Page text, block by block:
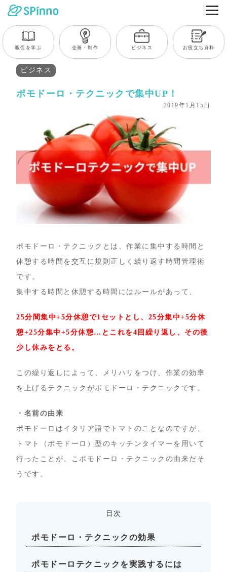
販促を学ぶ 企画・制作 ビジネス お役立ち資料
ビジネス
ポモドーロ・テクニックで集中UP！
2019年1月15日
ポモドーロ・テクニックとは、作業に集中する時間と
休憩する時間を交互に規則正しく繰り返す時間管理術
です。
集中する時間と休憩する時間にはルールがあって、
25分間集中+5分休憩で1セットとし、25分集中+5分休
憩+25分集中+5分休憩…とこれを4回繰り返し、その後
少し休みをとる。
この繰り返しによって、メリハリをつけ、作業の効率
を上げるテクニックがポモドーロ・テクニックです。
・名前の由来
ポモドーロはイタリア語でトマトのことなのですが、
トマト（ポモドーロ）型のキッチンタイマーを用いて
行ったことが、こポモドーロ・テクニックの由来だそ
うです。
目次
ポモドーロ・テクニックの効果
ポモドーロテクニックを実践するには